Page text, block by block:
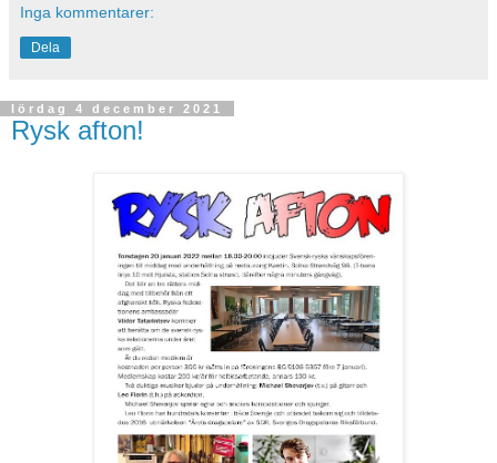
Inga kommentarer:
Dela
lördag 4 december 2021
Rysk afton!